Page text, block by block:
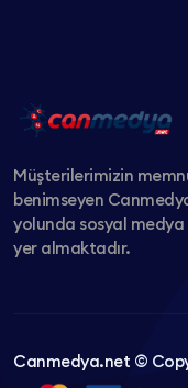
Müşterilerimizin
benimseyen
yolunda sosyal
yer almaktadır.
Canmedya.net ©